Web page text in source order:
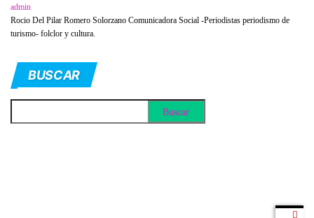
admin
Rocio Del Pilar Romero Solorzano Comunicadora Social -Periodistas periodismo de
turismo- folclor y cultura.
BUSCAR